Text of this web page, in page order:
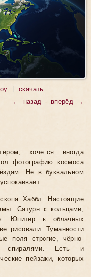
скачать
← назад - вперёд →
хочется иногда
фотографию космоса
Не в буквальном
Хаббл. Настоящие
Сатурн с кольцами,
Юпитер в облачных
рисовали. Туманности
поля строгие, чёрно-
спиралями. Есть и
пейзажи, которых